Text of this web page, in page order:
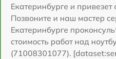
Екатеринбурге и привезет
Позвоните и наш мастер
Екатеринбурге
стоимость работ над
(71008301077).